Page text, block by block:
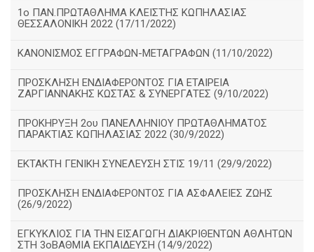
1ο ΠΑΝ.ΠΡΩΤΑΘΛΗΜΑ ΚΛΕΙΣΤΉΣ ΚΩΠΗΛΑΣΙΑΣ
ΘΕΣΣΑΛΟΝΙΚΗ 2022 (17/11/2022)
ΚΑΝΟΝΙΣΜΟΣ ΕΓΓΡΑΦΩΝ-ΜΕΤΑΓΡΑΦΩΝ (11/10/2022)
ΠΡΟΣΚΛΗΣΗ ΕΝΔΙΑΦΕΡΟΝΤΟΣ ΓΙΑ ΕΤΑΙΡΕΙΑ
ΖΑΡΓΙΑΝΝΑΚΗΣ ΚΩΣΤΑΣ & ΣΥΝΕΡΓΑΤΕΣ (9/10/2022)
ΠΡΟΚΗΡΥΞΗ 2ου ΠΑΝΕΛΛΗΝΙΟΥ ΠΡΩΤΑΘΛΗΜΑΤΟΣ
ΠΑΡΑΚΤΙΑΣ ΚΩΠΗΛΑΣΙΑΣ 2022 (30/9/2022)
ΕΚΤΑΚΤΗ ΓΕΝΙΚΗ ΣΥΝΕΛΕΥΣΗ ΣΤΙΣ 19/11 (29/9/2022)
ΠΡΟΣΚΛΗΣΗ ΕΝΔΙΑΦΕΡΟΝΤΟΣ ΓΙΑ ΑΣΦΑΛΕΙΕΣ ΖΩΗΣ
(26/9/2022)
ΕΓΚΥΚΛΙΟΣ ΓΙΑ ΤΗΝ ΕΙΣΑΓΩΓΗ ΔΙΑΚΡΙΘΕΝΤΩΝ ΑΘΛΗΤΩΝ
ΣΤΗ 3οΒΑΘΜΙΑ ΕΚΠΑΙΔΕΥΣΗ (14/9/2022)